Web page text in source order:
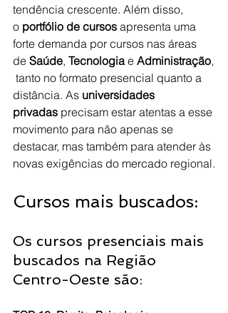
tendência crescente. Além disso,
o portfólio de cursos apresenta uma
forte demanda por cursos nas áreas
de Saúde, Tecnologia e Administração,
tanto no formato presencial quanto a
distância. As universidades
privadas precisam estar atentas a esse
movimento para não apenas se
destacar, mas também para atender às
novas exigências do mercado regional.
Cursos mais buscados:
Os cursos presenciais mais
buscados na Região
Centro-Oeste são: